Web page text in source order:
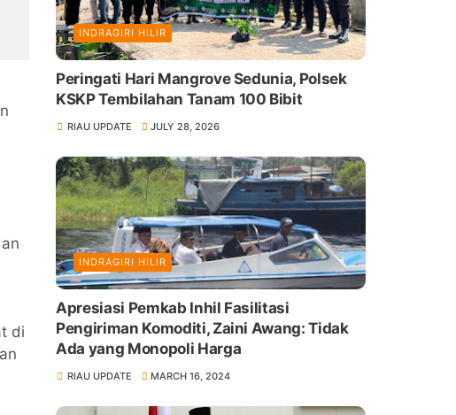
di
INDRAGIRI HILIR
Peringati Hari Mangrove Sedunia, Polsek
KSKP Tembilahan Tanam 100 Bibit
RIAU UPDATE JULY 28, 2026
INDRAGIRI HILIR
Apresiasi Pemkab Inhil Fasilitasi
Pengiriman Komoditi, Zaini Awang: Tidak
Ada yang Monopoli Harga
RIAU UPDATE MARCH 16, 2024